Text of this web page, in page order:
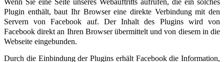
Wenn Sie eine Seite unseres Webauftritts aufrufen, die ein solches
Plugin enthält, baut Ihr Browser eine direkte Verbindung mit den
Servern von Facebook auf. Der Inhalt des Plugins wird von
Facebook direkt an Ihren Browser übermittelt und von diesem in die
Webseite eingebunden.
Durch die Einbindung der Plugins erhält Facebook die Information,